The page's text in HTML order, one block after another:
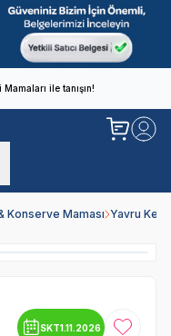
ile tanışın!
Konserve Maması Yavru
SKT1.11.2026 Favoriye